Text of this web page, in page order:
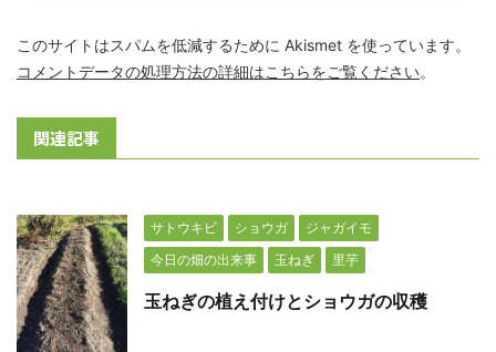
このサイトはスパムを低減するために Akismet を使っています。
コメントデータの処理方法の詳細はこちらをご覧ください。
関連記事
サトウキビ ショウガ
ジャガイモ
今日の畑の出来事
玉ねぎ 里芋
玉ねぎの植え付けとショウガの収穫